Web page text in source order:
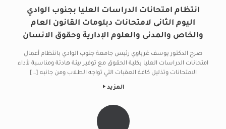
انتظام امتحانات الدراسات العليا بجنوب الوادي
اليوم الثانى لامتحانات دبلومات القانون العام
والخاص والمدنى والعلوم الإدارية وحقوق الانسان
صرح الدكتور يوسف غرباوي رئيس جامعة جنوب الوادي بانتظام أعمال
امتحانات الدراسات العليا بكلية الحقوق مع توفير بيئة هادئة ومناسبة لأداء
الامتحانات وتذليل كافة العقبات التي تواجه الطلاب ومن جانبه […]
المزيد